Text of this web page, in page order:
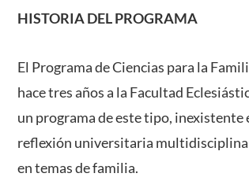
HISTORIA DEL PROGRAMA
El Programa de Ciencias para la
hace tres años a la Facultad
un programa de este tipo, inexistente
reflexión universitaria
en temas de familia.